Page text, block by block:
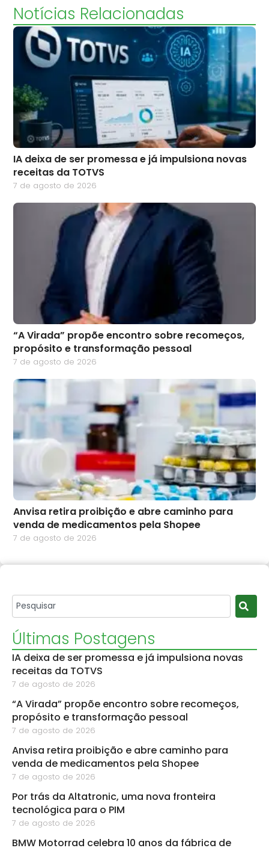
Notícias Relacionadas
IA deixa de ser promessa e já impulsiona novas
receitas da TOTVS
7 de agosto de 2026
“A Virada” propõe encontro sobre recomeços,
propósito e transformação pessoal
7 de agosto de 2026
Anvisa retira proibição e abre caminho para
venda de medicamentos pela Shopee
7 de agosto de 2026
Últimas Postagens
IA deixa de ser promessa e já impulsiona novas
receitas da TOTVS
7 de agosto de 2026
“A Virada” propõe encontro sobre recomeços,
propósito e transformação pessoal
7 de agosto de 2026
Anvisa retira proibição e abre caminho para
venda de medicamentos pela Shopee
7 de agosto de 2026
Por trás da Altatronic, uma nova fronteira
tecnológica para o PIM
7 de agosto de 2026
BMW Motorrad celebra 10 anos da fábrica de